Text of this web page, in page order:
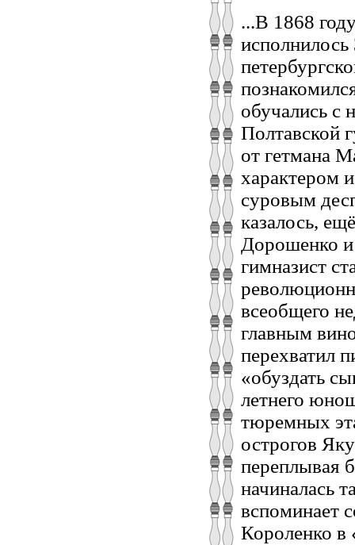
...В 1868
исполнилось
обучались с
Полтавской
от гетмана
характером
суровым
казалось,
Дорошенко и
гимназист
всеобщего
главным
перехватил
«обуздать
летнего
тюремных
острогов
переплывая
начиналась
вспоминает
Короленко в